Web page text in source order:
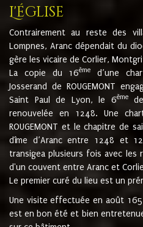
L'église
Contrairement au reste des
Lompnes, Aranc dépendait du
gère les vicaire de Corlier,
La copie du 16ème
d’une
Josserand de ROUGEMONT
Saint Paul de Lyon, le 6ème
renouvelée en 1248. Une
ROUGEMONT et le chapitre de
dîme d’Aranc entre 1248 et
transigea plusieurs fois avec les
d'un couvent entre Aranc et
Le premier curé du lieu est un
Une visite effectuée en août
est en bon été et bien